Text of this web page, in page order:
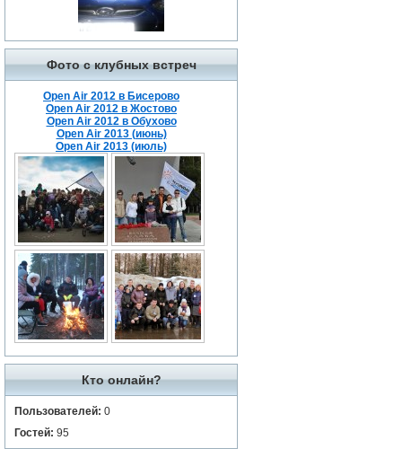
Фото с клубных встреч
Open Air 2012 в Бисерово
Open Air 2012 в Жостово
Open Air 2012 в Обухово
Open Air 2013 (июнь)
Open Air 2013 (июль)
Кто онлайн?
Пользователей: 0
Гостей: 95